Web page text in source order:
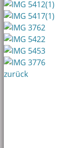
zurück